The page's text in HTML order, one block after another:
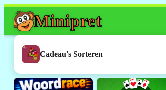
Minipret
Cadeau's Sorteren